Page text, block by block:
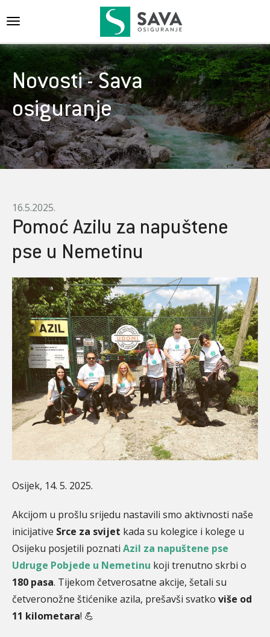
{{navigation}}
Novosti - Sava
osiguranje
16.5.2025.
Pomoć Azilu za napuštene
pse u Nemetinu
Osijek, 14. 5. 2025.
Akcijom u prošlu srijedu nastavili smo aktivnosti naše
inicijative Srce za svijet kada su kolegice i kolege u
Osijeku posjetili poznati Azil za napuštene pse
Udruge Pobjede u Nemetinu koji trenutno skrbi o
180 pasa. Tijekom četverosatne akcije, šetali su
četveronožne štićenike azila, prešavši svatko više od
11 kilometara! 💪